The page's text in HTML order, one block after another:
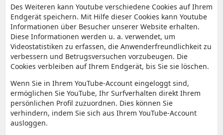
Des Weiteren kann Youtube verschiedene Cookies auf Ihrem
Endgerät speichern. Mit Hilfe dieser Cookies kann Youtube
Informationen über Besucher unserer Website erhalten.
Diese Informationen werden u. a. verwendet, um
Videostatistiken zu erfassen, die Anwenderfreundlichkeit zu
verbessern und Betrugsversuchen vorzubeugen. Die
Cookies verbleiben auf Ihrem Endgerät, bis Sie sie löschen.
Wenn Sie in Ihrem YouTube-Account eingeloggt sind,
ermöglichen Sie YouTube, Ihr Surfverhalten direkt Ihrem
persönlichen Profil zuzuordnen. Dies können Sie
verhindern, indem Sie sich aus Ihrem YouTube-Account
ausloggen.